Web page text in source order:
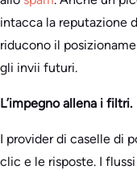
intacca la reputazione
riducono il
gli invii futuri.
L’impegno allena i filtri.
I provider di caselle di
clic e le risposte. I